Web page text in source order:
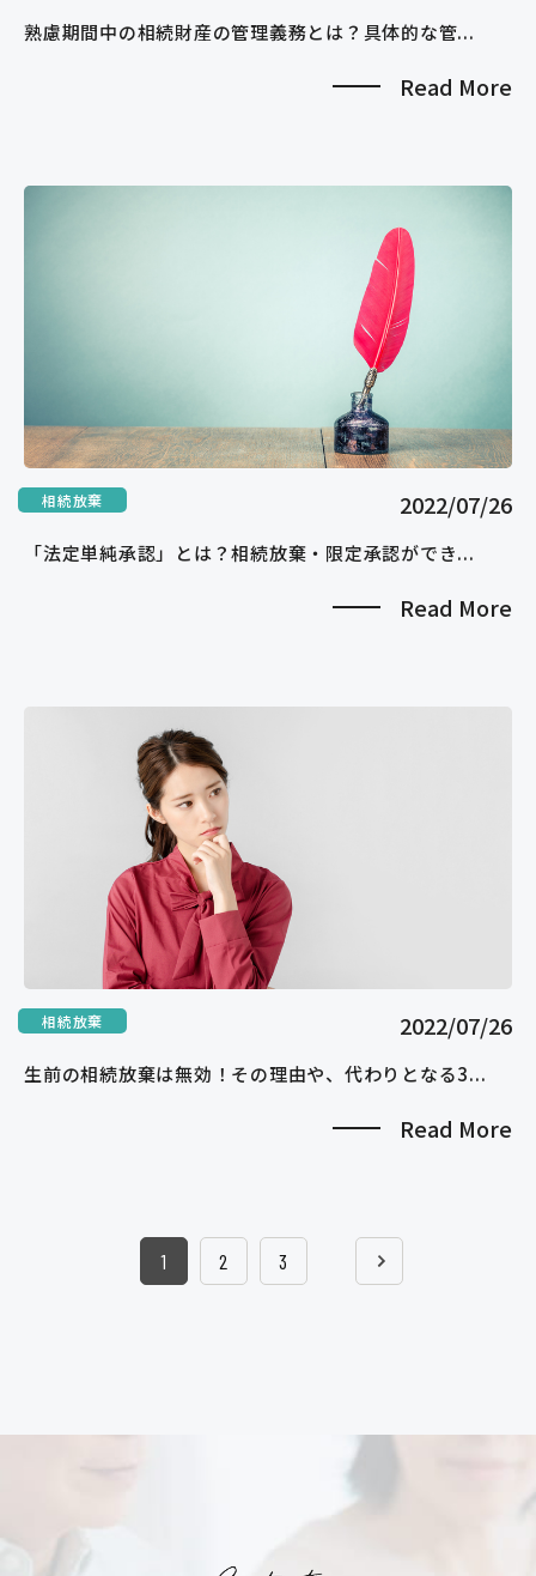
熟慮期間中の相続財産の管理義務とは？具体的な管...
Read More
相続放棄 2022/07/26
「法定単純承認」とは？相続放棄・限定承認ができ...
Read More
相続放棄 2022/07/26
生前の相続放棄は無効！その理由や、代わりとなる3...
Read More
1 2 3